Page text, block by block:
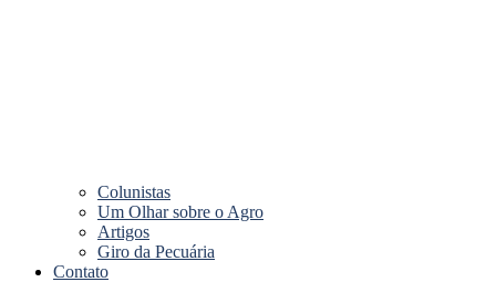
Colunistas
Um Olhar sobre o Agro
Artigos
Giro da Pecuária
Contato